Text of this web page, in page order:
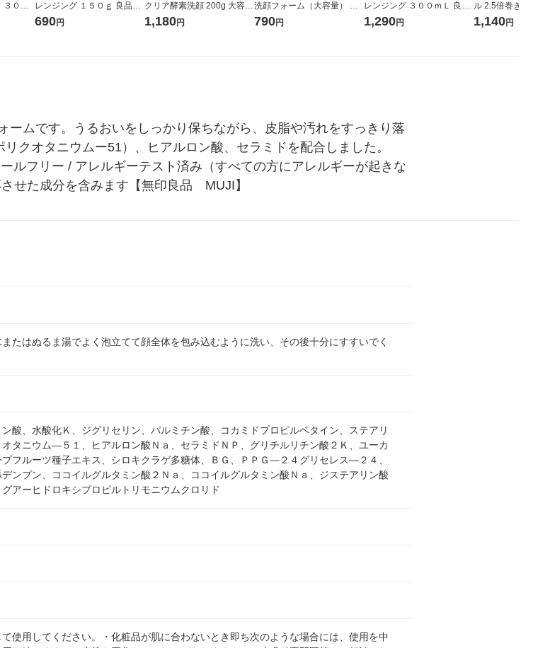
３０ｇ
レンジング １５０ｇ 良品計
画
690円
クリア酵素洗顔 200g 大容量
洗顔フォーム ロート製薬
1,180円
洗顔フォーム（大容量） ２
２０ｇ 良品計画
790円
レンジング ３００ｍＬ 良品
計画
1,290円
ル 2.5倍巻き 6
1セット（2パ
1,140円
ームです。うるおいをしっかり保ちながら、皮脂や汚れをすっきり落
クオタニウムー51）、ヒアルロン酸、セラミドを配合しました。
ルフリー / アレルギーテスト済み（すべての方にアレルギーが起きな
せた成分を含みます【無印良品　MUJI】
たはぬるま湯でよく泡立てて顔全体を包み込むように洗い、その後十分にすすいでく
酸、水酸化Ｋ、ジグリセリン、パルミチン酸、コカミドプロピルベタイン、ステアリ
タニウム―５１、ヒアルロン酸Ｎａ、セラミドＮＰ、グリチルリチン酸２Ｋ、ユーカ
フルーツ種子エキス、シロキクラゲ多糖体、ＢＧ、ＰＰＧ―２４グリセレス―２４、
ンプン、ココイルグルタミン酸２Ｎａ、ココイルグルタミン酸Ｎａ、ジステアリン酸
アーヒドロキシプロピルトリモニウムクロリド
使用してください。・化粧品が肌に合わないとき即ち次のような場合には、使用を中